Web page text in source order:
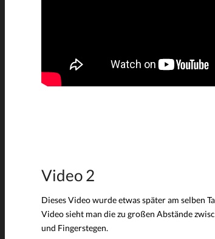
Video 2
Dieses Video wurde etwas später am selben
Video sieht man die zu großen Abstände
und Fingerstegen.